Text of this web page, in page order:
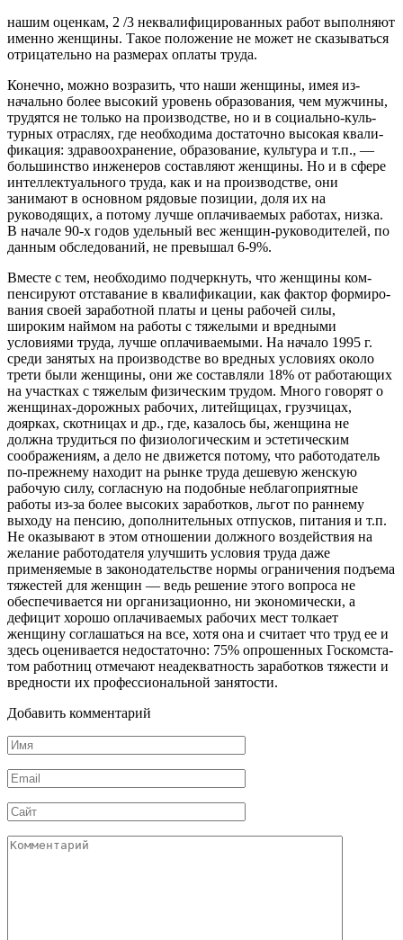
нашим оценкам, 2 /3 неквалифицированных работ выполняют
именно женщины. Такое положение не может не сказываться
отрицательно на размерах оплаты труда.
Конечно, можно возразить, что наши женщины, имея из­
начально более высокий уровень образования, чем мужчины,
трудятся не только на производстве, но и в социально-куль­
турных отраслях, где необходима достаточно высокая квали­
фикация: здравоохранение, образование, культура и т.п., —
большинство инженеров составляют женщины. Но и в сфере
интеллектуального труда, как и на производстве, они
занимают в основном рядовые позиции, доля их на
руководящих, а потому лучше оплачиваемых работах, низка.
В начале 90-х годов удель­ный вес женщин-руководителей, по
данным обследований, не превышал 6-9%.
Вместе с тем, необходимо подчеркнуть, что женщины ком­
пенсируют отставание в квалификации, как фактор формиро­
вания своей заработной платы и цены рабочей силы,
широким наймом на работы с тяжелыми и вредными
условиями труда, лучше оплачиваемыми. На начало 1995 г.
среди занятых на производстве во вредных условиях около
трети были жен­щины, они же составляли 18% от работающих
на участках с тяжелым физическим трудом. Много говорят о
женщинах-дорожных рабочих, литейщицах, грузчицах,
доярках, скотни­цах и др., где, казалось бы, женщина не
должна трудиться по физиологическим и эстетическим
соображениям, а дело не движется потому, что работодатель
по-прежнему находит на рынке труда дешевую женскую
рабочую силу, согласную на подобные неблагоприятные
работы из-за более высоких за­работков, льгот по раннему
выходу на пенсию, дополнитель­ных отпусков, питания и т.п.
Не оказывают в этом отношении должного воздействия на
желание работодателя улучшить усло­вия труда даже
применяемые в законодательстве нормы ограни­чения подъема
тяжестей для женщин — ведь решение этого вопроса не
обеспечивается ни организационно, ни экономиче­ски, а
дефицит хорошо оплачиваемых рабочих мест толкает
женщину соглашаться на все, хотя она и считает что труд ее и
здесь оценивается недостаточно: 75% опрошенных Госкомста­
том работниц отмечают неадекватность заработков тяжести и
вредности их профессиональной занятости.
Добавить комментарий
Имя
*
Email
*
Сайт
Комментарий